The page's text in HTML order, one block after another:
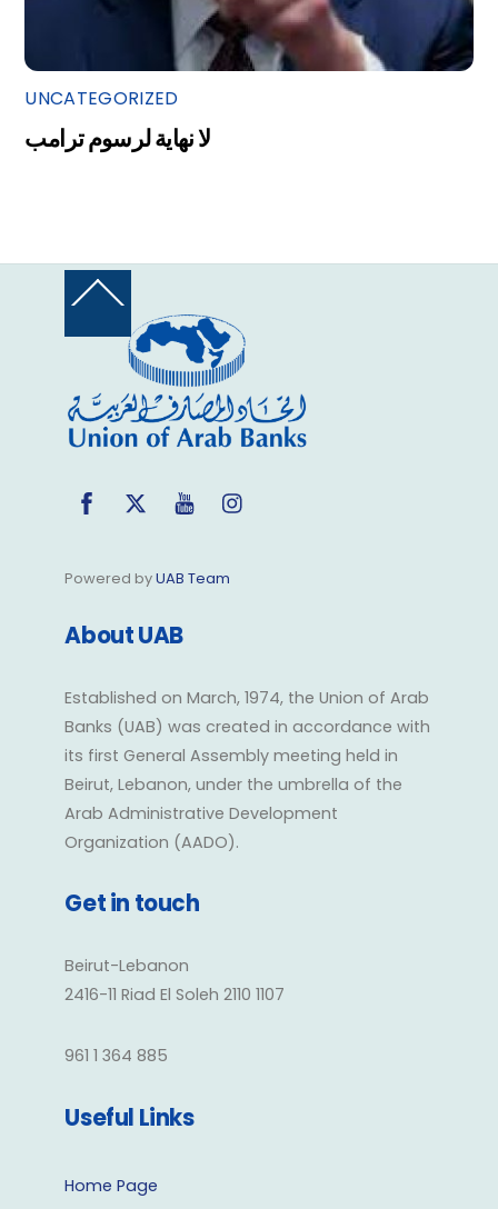
UNCATEGORIZED
لا نهاية لرسوم ترامب
Back
Top
Facebook
Twitter YouTube
Powered byUAB Team
About UAB
Established on March, 1974, the Union of Arab
Banks (UAB) was created in accordance with
its first General Assembly meeting held in
Beirut, Lebanon, under the umbrella of the
Arab Administrative Development
Organization (AADO).
Get in touch
Beirut-Lebanon
2416-11 Riad El Soleh 2110 1107
961 1 364 885
Useful Links
Home Page